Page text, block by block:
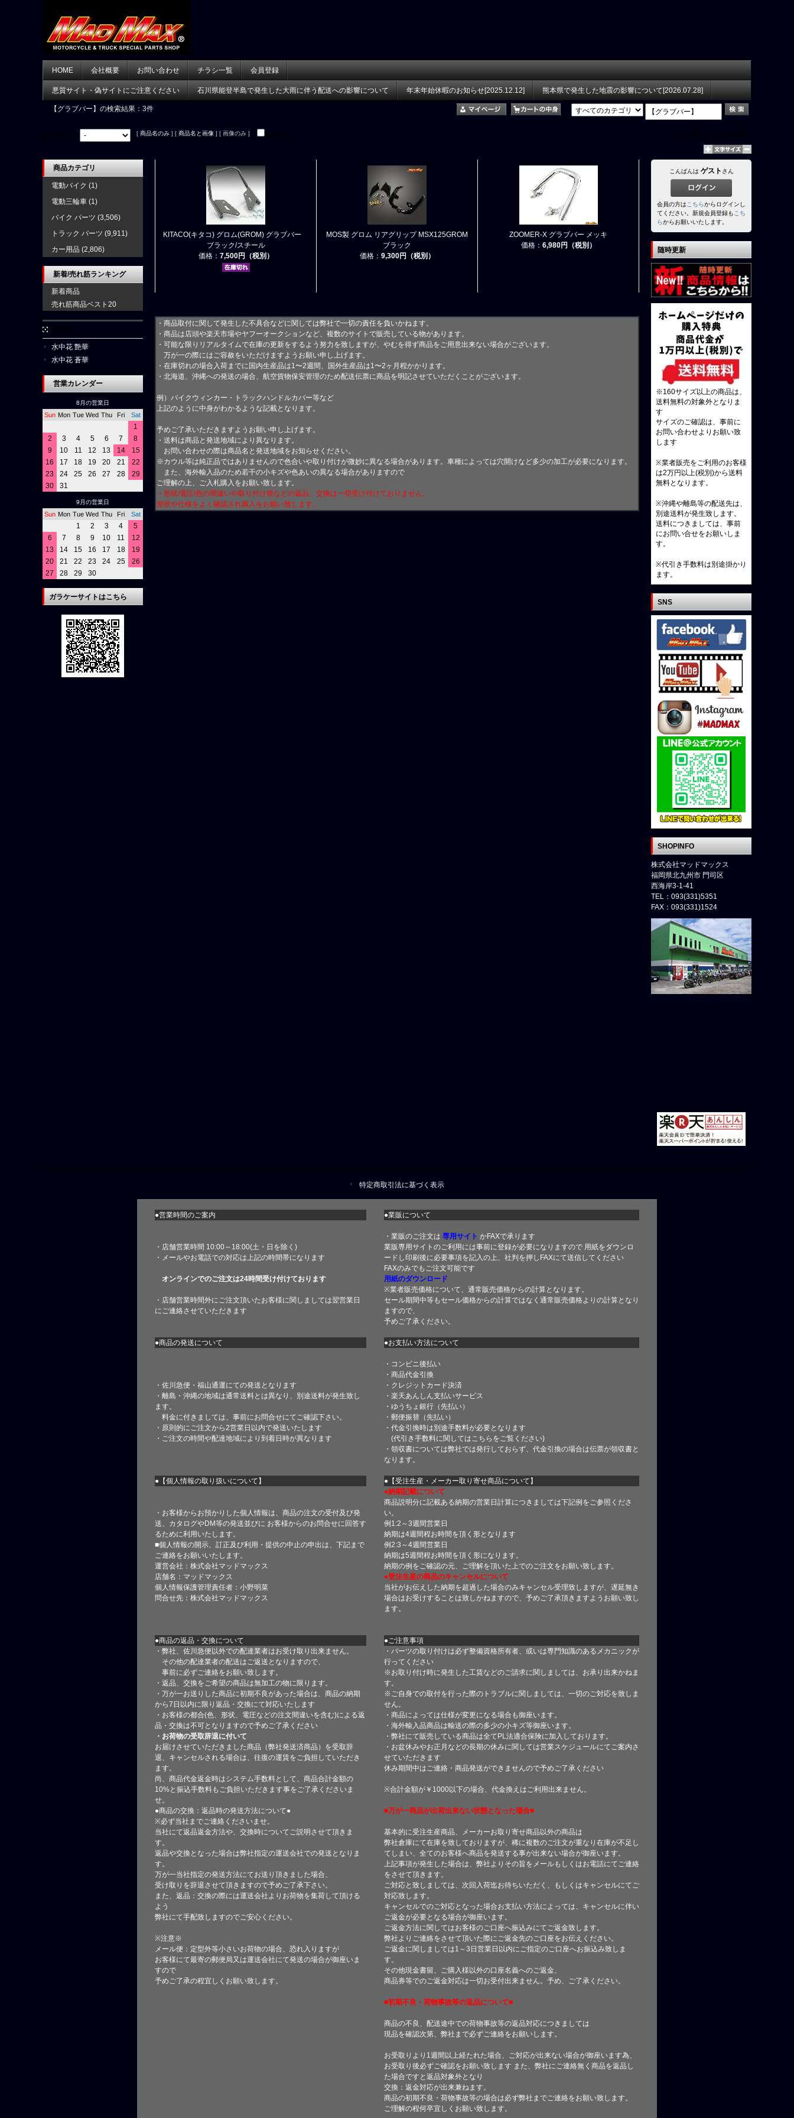
HOME 会社概要 お問い合わせ チラシ一覧 会員登録
悪質サイト・偽サイトにご注意ください 石川県能登半島で発生した大雨に伴う配送への影響について 年末年始休暇のお知らせ[2025.12.12] 熊本県で発生した地震の影響について[2026.07.28]
【グラブバー】 の検索結果：3件
[ 商品名のみ ] [ 商品名と画像 ] [ 画像のみ ]
KITACO(キタコ) グロム(GROM) グラブバー
ブラック/スチール
価格： 7,500円（税別）
MOS製 グロム リアグリップ MSX125GROM
ブラック
価格： 9,300円（税別）
ZOOMER-X グラブバー メッキ
価格： 6,980円（税別）
・商品取付に関して発生した不具合などに関しては弊社で一切の責任を負いかねます。
・商品は店頭や楽天市場やヤフーオークションなど、複数のサイトで販売している物があります。
・可能な限りリアルタイムで在庫の更新をするよう努力を致しますが、やむを得ず商品をご用意出来ない場合がございます。
万が一の際にはご容赦をいただけますようお願い申し上げます。
・在庫切れの場合入荷までに国内生産品は1〜2週間、国外生産品は1〜2ヶ月程かかります。
・北海道、沖縄への発送の場合、航空貨物保安管理のため配送伝票に商品を明記させていただくことがございます。
例）バイクウィンカー・トラックハンドルカバー等など
上記のように中身がわかるような記載となります。
予めご了承いただきますようお願い申し上げます。
・送料は商品と発送地域により異なります。
お問い合わせの際は商品名と発送地域をお知らせください。
※カウル等は純正品ではありませんので色合いや取り付けが微妙に異なる場合があります。車種によっては穴開けなど多少の加工が必要になります。
また、海外輸入品のため若干の小キズや色あいの異なる場合がありますので
ご理解の上、ご入札購入をお願い致します。
・形状/電圧/色の間違いや取り付け後などの返品、交換は一切受け付けておりません。
形状や仕様をよく確認され購入をお願い致します。
商品カテゴリ
電動バイク (1)
電動三輪車 (1)
バイク パーツ (3,506)
トラック パーツ (9,911)
カー用品 (2,806)
新着/売れ筋ランキング
新着商品
売れ筋商品ベスト20
水中花 艶華
水中花 蒼華
営業カレンダー
8月の営業日
Sun Mon Tue Wed Thu Fri Sat
1
2
3 4 5 6 7
8
9
10 11 12 13 14
15
16
17 18 19 20 21
22
23
24 25 26 27 28
29
30
31
9月の営業日
Sun Mon Tue Wed Thu Fri Sat
1 2 3 4
5
6
7 8 9 10 11
12
13
14 15 16 17 18
19
20
21 22 23 24 25
26
27
28 29 30
ガラケーサイトはこちら
こんばんは ゲスト さん
会員の方はこちらからログインし
てください。新規会員登録もこち
らからお願いいたします。
随時更新
※160サイズ以上の商品は、
送料無料の対象外となりま
す
サイズのご確認は、事前に
お問い合わせよりお願い致
します
※業者販売をご利用のお客様
は2万円以上(税別)から送料
無料となります。
※沖縄や離島等の配送先は、
別途送料が発生致します。
送料につきましては、事前
にお問い合せをお願いしま
す。
※代引き手数料は別途掛かり
ます。
SNS
SHOPINFO
株式会社マッドマックス
福岡県北九州市 門司区
西海岸3-1-41
TEL：093(331)5351
FAX：093(331)1524
特定商取引法に基づく表示
●営業時間のご案内 ●業販について
・店舗営業時間 10:00～18:00(土・日を除く)
・メールやお電話での対応は上記の時間帯になります
オンラインでのご注文は24時間受け付けております
・店舗営業時間外にご注文頂いたお客様に関しましては翌営業日
にご連絡させていただきます
・業販のご注文は 専用サイト かFAXで承ります
業販専用サイトのご利用には事前に登録が必要になりますので 用紙をダウンロ
ードし印刷後に必要事項を記入の上、社判を押しFAXにて送信してください
FAXのみでもご注文可能です
用紙のダウンロード
※業者販売価格について、通常販売価格からの計算となります。
セール期間中等もセール価格からの計算ではなく通常販売価格よりの計算となり
ますので、
予めご了承ください。
●商品の発送について ●お支払い方法について
・佐川急便・福山通運にての発送となります
・離島・沖縄の地域は通常送料とは異なり、別途送料が発生致し
ます。
料金に付きましては、事前にお問合せにてご確認下さい。
・原則的にご注文から2営業日以内で発送いたします
・ご注文の時間や配達地域により到着日時が異なります
・コンビニ後払い
・商品代金引換
・クレジットカード決済
・楽天あんしん支払いサービス
・ゆうちょ銀行（先払い）
・郵便振替（先払い）
・代金引換時は別途手数料が必要となります
(代引き手数料に関してはこちら をご覧ください)
・領収書については弊社では発行しておらず、代金引換の場合は伝票が領収書と
なります。
●【個人情報の取り扱いについて】 ●【受注生産・メーカー取り寄せ商品について】
・お客様からお預かりした個人情報は、商品の注文の受付及び発
送、カタログやDM等の発送並びに お客様からのお問合せに回答す
るために利用いたします。
■個人情報の開示、訂正及び利用・提供の中止の申出は、下記まで
ご連絡をお願いいたします。
運営会社：株式会社マッドマックス
店舗名：マッドマックス
個人情報保護管理責任者：小野明菜
問合せ先：株式会社マッドマックス
●納期記載について
商品説明分に記載ある納期の営業日計算につきましては下記例をご参照くださ
い。
例1:2～3週間営業日
納期は4週間程お時間を頂く形となります
例2:3～4週間営業日
納期は5週間程お時間を頂く形になります。
納期の例をご確認の元、ご理解を頂いた上でのご注文をお願い致します。
●受注生産の商品のキャンセルについて
当社がお伝えした納期を超過した場合のみキャンセル受理致しますが、遅延無き
場合はお受けすることは致しかねますので、予めご了承頂きますようお願い致し
ます。
●商品の返品・交換について
●ご注意事項
・弊社、佐川急便以外での配達業者はお受け取り出来ません。
その他の配達業者の配送はご返送となりますので、
事前に必ずご連絡をお願い致します。
・返品、交換をご希望の商品は無加工の物に限ります。
・万が一お送りした商品に初期不良があった場合は、商品の納期
から7日以内に限り返品・交換にて対応いたします
・お客様の都合(色、形状、電圧などの注文間違いを含む)による返
品・交換は不可となりますので予めご了承ください
・お荷物の受取辞退に付いて
お届けさせていただきました商品（弊社発送済商品）を受取辞
退、キャンセルされる場合は、往復の運賃をご負担していただき
ます。
尚、商品代金返金時はシステム手数料として、商品合計金額の
10%と振込手数料もご負担いただきます事をご了承くださいま
せ。
●商品の交換：返品時の発送方法について●
※必ず当社までご連絡くださいませ。
当社にて返品返金方法や、交換時についてご説明させて頂きま
す。
返品や交換となった場合は弊社指定の運送会社での発送となりま
す。
万が一当社指定の発送方法にてお送り頂きました場合、
受け取りを辞退させて頂きますので予めご了承下さい。
また、返品：交換の際には運送会社よりお荷物を集荷して頂ける
よう
弊社にて手配致しますのでご安心ください。
※注意※
メール便：定型外等小さいお荷物の場合、恐れ入りますが
お客様にて最寄の郵便局又は運送会社にて発送の場合が御座いま
すので
予めご了承の程宜しくお願い致します。
・パーツの取り付けは必ず整備資格所有者、或いは専門知識のあるメカニックが
行ってください
※お取り付け時に発生した工賃などのご請求に関しましては、お承り出来かねま
す。
※ご自身での取付を行った際のトラブルに関しましては、一切のご対応を致しま
せん。
・商品によっては仕様が変更になる場合も御座います。
・海外輸入品商品は輸送の際の多少の小キズ等御座います。
・弊社にて販売している商品は全てPL法適合保険に加入しております。
・お盆休みやお正月などの長期の休みに関しては営業スケジュールにてご案内さ
せていただきます
休み期間中はご連絡・商品発送ができませんので予めご了承ください
※合計金額が￥1000以下の場合、代金換えはご利用出来ません。
■万が一商品が出荷出来ない状態となった場合■
基本的に受注生産商品、メーカーお取り寄せ商品以外の商品は
弊社倉庫にて在庫を致しておりますが、稀に複数のご注文が重なり在庫が不足し
てしまい、全てのお客様へ商品を発送する事が出来ない場合が御座います。
上記事項が発生した場合は、弊社よりその旨をメールもしくはお電話にてご連絡
をさせて頂きます。
ご対応と致しましては、次回入荷迄お待ちいただく、もしくはキャンセルにてご
対応致します。
キャンセルでのご対応となった場合お支払い方法によっては、キャンセルに伴い
ご返金が必要となる場合が御座います。
ご返金方法に関してはお客様のご口座へ振込みにてご返金致します。
弊社よりご連絡をさせて頂いた際にご返金先のご口座をお伝えください。
ご返金に関しましては1～3日営業日以内にご指定のご口座へお振込み致しま
す。
その他現金書留、ご購入様以外の口座名義へのご返金、
商品券等でのご返金対応は一切お受付出来ません。予め、ご了承ください。
■初期不良・荷物事故等の返品について■
商品の不良、配送途中での荷物事故等の返品対応につきましては
現品を確認次第、弊社まで必ずご連絡をお願いします。
お受取りより1週間以上経たれた場合、ご対応が出来ない場合が御座います為、
お受取り後必ずご確認をお願い致します また、弊社にご連絡無く商品を返品し
た場合ですと返品対象外となり
交換：返金対応が出来兼ねます。
商品の初期不良・荷物事故等の場合は必ず弊社までご連絡をお願い致します。
ご理解の程何卒宜しくお願い致します。